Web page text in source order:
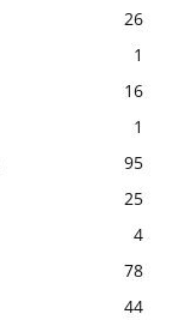
26
1
16
1
95
25
4
78
44